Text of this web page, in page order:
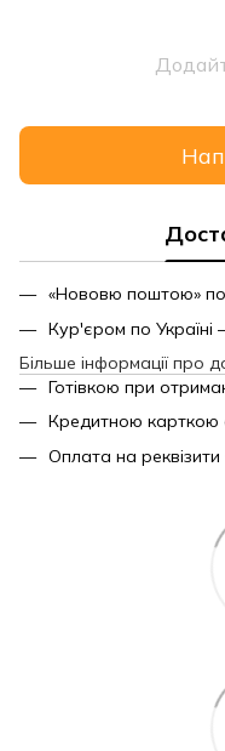
«Нововю поштою» по
Кур'єром по Україні
Більше інформації про
Готівкою при
Кредитною карткою
Оплата на